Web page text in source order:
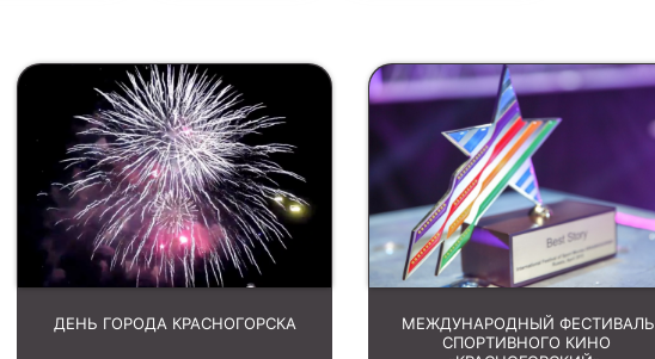
ДЕНЬ ГОРОДА КРАСНОГОРСКА
МЕЖДУНАРОДНЫЙ ФЕСТИВАЛЬ
СПОРТИВНОГО КИНО